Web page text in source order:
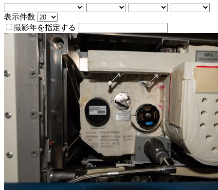
表示件数
撮影年を指定する